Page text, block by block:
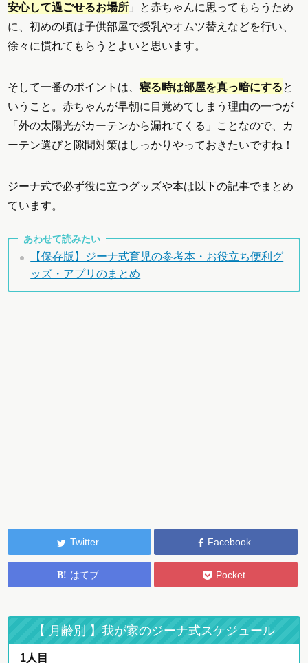
安心して過ごせるお場所 」と赤ちゃんに思ってもらうため
に、初めの頃は子供部屋で授乳やオムツ替えなどを行い、
徐々に慣れてもらうとよいと思います。
そして一番のポイントは、寝る時は部屋を真っ暗にすると
いうこと。赤ちゃんが早朝に目覚めてしまう理由の一つが
「外の太陽光がカーテンから漏れてくる」ことなので、カ
ーテン選びと隙間対策はしっかりやっておきたいですね！
ジーナ式で必ず役に立つグッズや本は以下の記事でまとめ
ています。
あわせて読みたい
【保存版】ジーナ式育児の参考本・お役立ち便利グ
ッズ・アプリのまとめ
Twitter Facebook
はてブ Pocket
【 月齢別 】我が家のジーナ式スケジュール
1人目